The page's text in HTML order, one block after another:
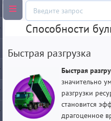
Способности
Быстрая разгрузка
Быстрая
значительно
разгрузки
становится
драгоценное